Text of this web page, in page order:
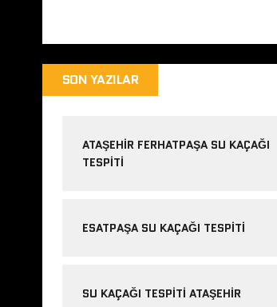
SON YAZILAR
ATAŞEHIR FERHATPAŞA SU KAÇAĞI
TESPITI
ESATPAŞA SU KAÇAĞI TESPITI
SU KAÇAĞI TESPITI ATAŞEHIR